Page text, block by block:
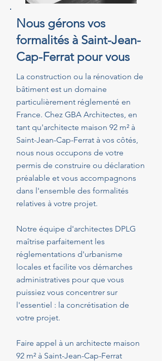
Nous gérons vos
formalités à Saint-Jean-
Cap-Ferrat pour vous
La construction ou la rénovation de
bâtiment est un domaine
particulièrement réglementé en
France. Chez GBA Architectes, en
tant qu'architecte maison 92 m² à
Saint-Jean-Cap-Ferrat à vos côtés,
nous nous occupons de votre
permis de construire ou déclaration
préalable et vous accompagnons
dans l'ensemble des formalités
relatives à votre projet.
Notre équipe d'architectes DPLG
maîtrise parfaitement les
réglementations d'urbanisme
locales et facilite vos démarches
administratives pour que vous
puissiez vous concentrer sur
l'essentiel : la concrétisation de
votre projet.
Faire appel à un architecte maison
92 m² à Saint-Jean-Cap-Ferrat